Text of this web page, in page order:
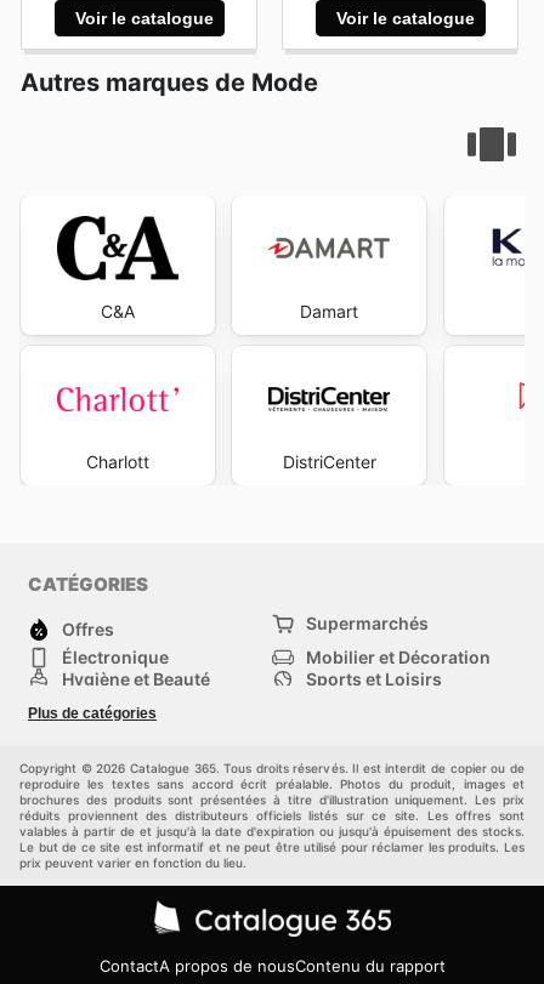
Voir le catalogue Voir le catalogue
Autres marques de Mode
C&A
Charlott
Damart
DistriCenter
CATÉGORIES
Offres
Supermarchés
Électronique
Mobilier et Décoration
Hygiène et Beauté
Sports et Loisirs
Mode
Bricolage, jardin et
Plus de catégories
Copyright © 2026 Catalogue 365. Tous droits réservés. Il est interdit de copier ou de
reproduire les textes sans accord écrit préalable. Photos du produit, images et
brochures des produits sont présentées à titre d'illustration uniquement. Les prix
réduits proviennent des distributeurs officiels listés sur ce site. Les offres sont
valables à partir de et jusqu'à la date d'expiration ou jusqu'à épuisement des stocks.
Le but de ce site est informatif et ne peut être utilisé pour réclamer les produits. Les
prix peuvent varier en fonction du lieu.
ContactA propos de nousContenu du rapport